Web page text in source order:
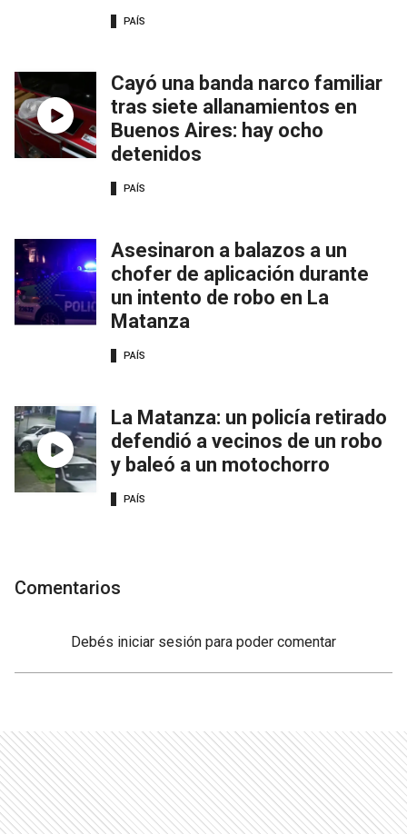
PAÍS
Cayó una banda narco familiar
tras siete allanamientos en
Buenos Aires: hay ocho
detenidos
PAÍS
Asesinaron a balazos a un
chofer de aplicación durante
un intento de robo en La
Matanza
PAÍS
La Matanza: un policía retirado
defendió a vecinos de un robo
y baleó a un motochorro
PAÍS
Comentarios
Debés iniciar sesión para poder comentar